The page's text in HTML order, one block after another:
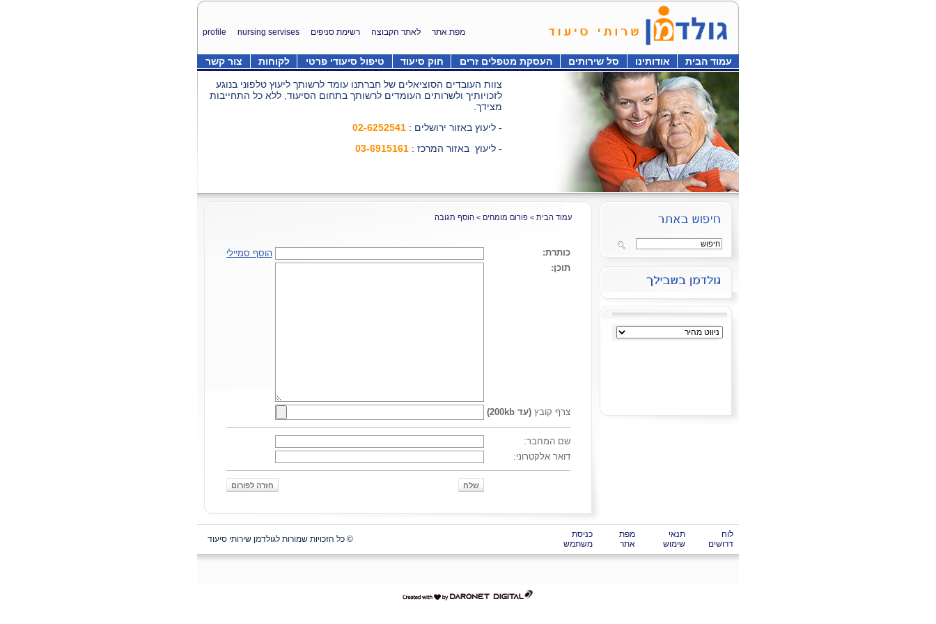
מפת אתר לאתר הקבוצה רשימת סניפים nursing servises
profile
עמוד הבית אודותינו סל שירותים העסקת מטפלים זרים חוק סיעוד טיפול סיעודי פרטי לקוחות צור קשר
צוות העובדים הסוציאלים של חברתנו עומד לרשותך ליעוץ טלפוני בנוגע
לזכויותיך ולשרותים העומדים לרשותך בתחום הסיעוד, ללא כל התחייבות
מצידך.
- ליעוץ באזור ירושלים : 02-6252541
- ליעוץ באזור המרכז : 03-6915161
עמוד הבית > פורום מומחים > הוסף תגובה
כותרת:
הוסף סמיילי
תוכן:
צרף קובץ (עד 200kb)
שם המחבר:
דואר אלקטרוני:
לוח
דרושים
תנאי
שימוש
מפת
אתר
כניסת
משתמש
© כל הזכויות שמורות לגולדמן שירותי סיעוד
דרונט